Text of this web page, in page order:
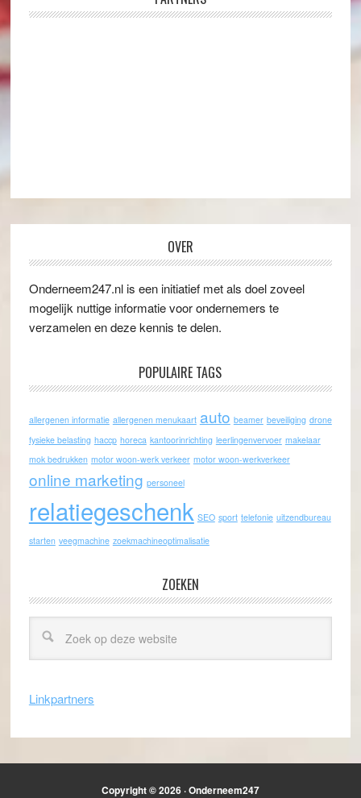
OVER
Onderneem247.nl is een initiatief met als doel zoveel
mogelijk nuttige informatie voor ondernemers te
verzamelen en deze kennis te delen.
POPULAIRE TAGS
allergenen informatie allergenen menukaart auto beamer beveiliging drone
fysieke belasting haccp horeca kantoorinrichting leerlingenvervoer makelaar
mok bedrukken motor woon-werk verkeer motor woon-werkverkeer
online marketing personeel
relatiegeschenk SEO sport telefonie uitzendbureau
starten veegmachine zoekmachineoptimalisatie
ZOEKEN
Linkpartners
Copyright © 2026 · Onderneem247